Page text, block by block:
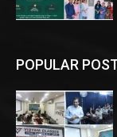
POPULAR